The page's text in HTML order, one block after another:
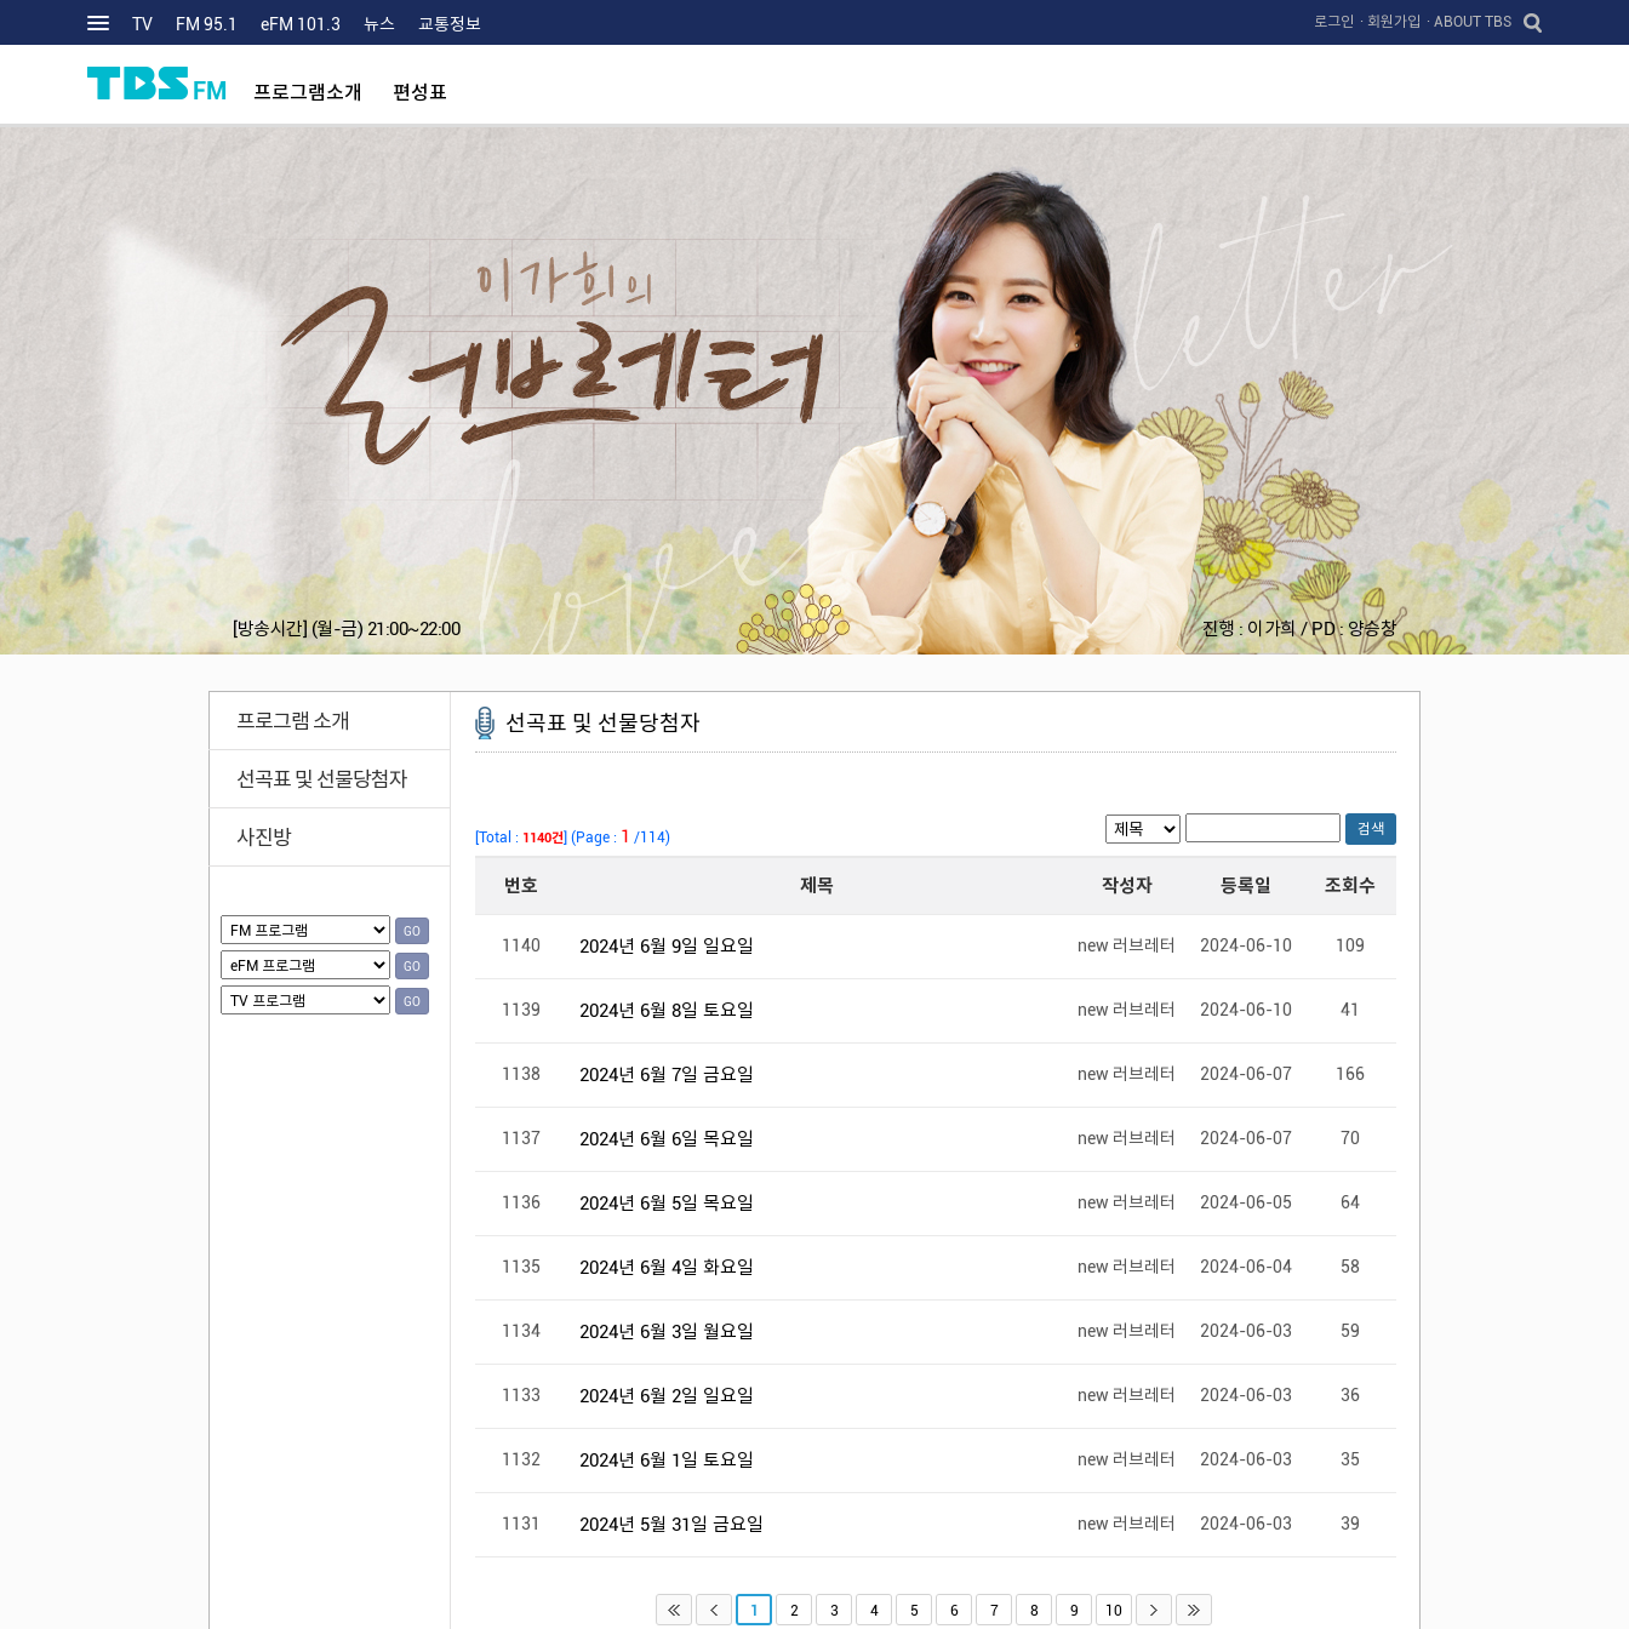
TV FM 95.1 eFM 101.3 뉴스 교통정보 로그인 · 회원가입 · ABOUT TBS
FM 프로그램소개 편성표
[방송시간](월-금) 21:00~22:00 진행 : 이가희 / PD : 양승창
프로그램 소개
선곡표 및 선물당첨자
사진방
GO
GO
GO
선곡표 및 선물당첨자